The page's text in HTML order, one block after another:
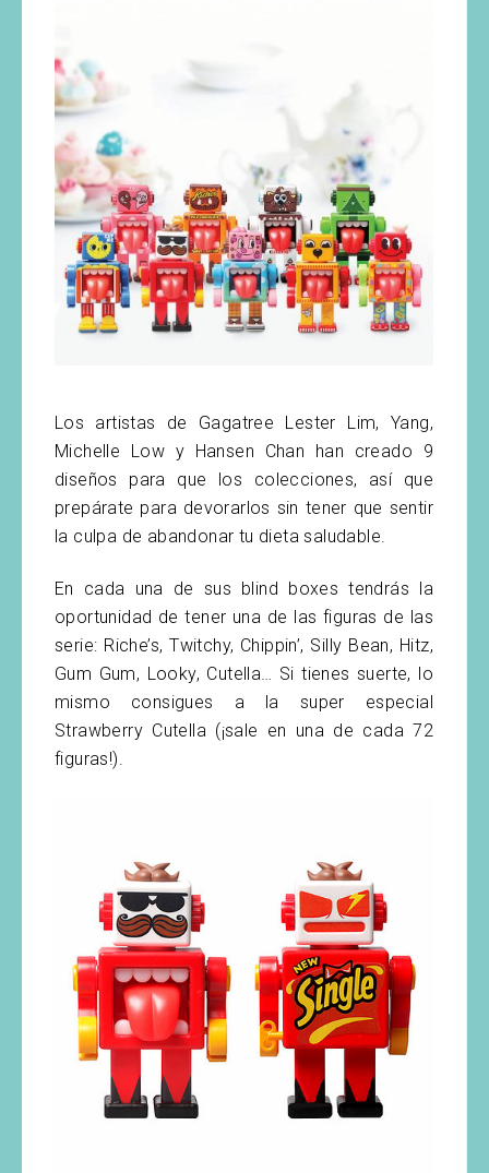
Los artistas de Gagatree Lester Lim, Yang,
Michelle Low y Hansen Chan han creado 9
diseños para que los colecciones, así que
prepárate para devorarlos sin tener que sentir
la culpa de abandonar tu dieta saludable.
En cada una de sus blind boxes tendrás la
oportunidad de tener una de las figuras de las
serie: Riche’s, Twitchy, Chippin’, Silly Bean, Hitz,
Gum Gum, Looky, Cutella… Si tienes suerte, lo
mismo consigues a la super especial
Strawberry Cutella (¡sale en una de cada 72
figuras!).